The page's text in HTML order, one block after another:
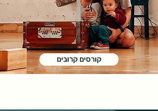
קורסים קרובים